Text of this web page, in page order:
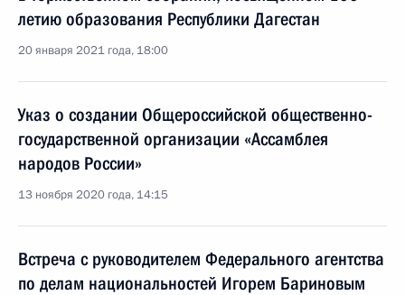
летию образования Республики Дагестан
20 января 2021 года, 18:00
Указ о создании Общероссийской общественно-
государственной организации «Ассамблея
народов России»
13 ноября 2020 года, 14:15
Встреча с руководителем Федерального агентства
по делам национальностей Игорем Бариновым